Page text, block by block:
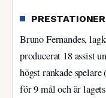
PRESTATIONER
Bruno Fernandes,
producerat 18 assist
högst rankade spelare
för 9 mål och är